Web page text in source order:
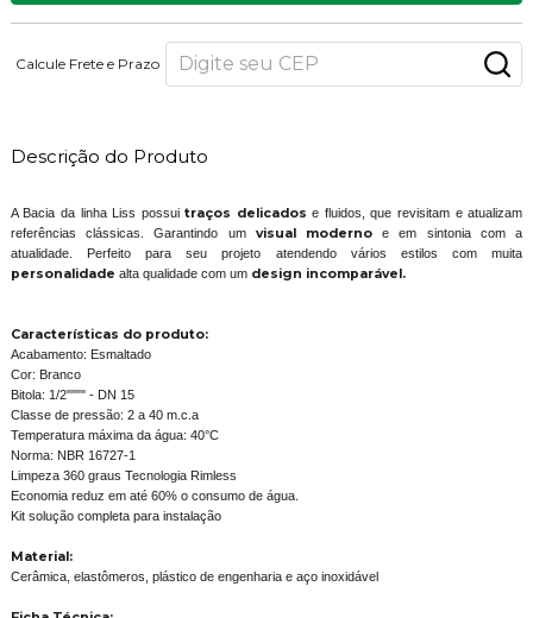
Calcule Frete e Prazo
Descrição do Produto
A Bacia da linha Liss possuitraços delicados e fluidos, que revisitam e atualizam
referências clássicas. Garantindo um visual moderno e em sintonia com a
atualidade. Perfeito para seu projeto atendendo vários estilos com muita
personalidade alta qualidade com um design incomparável.
Características do produto:
Acabamento: Esmaltado
Cor: Branco
Bitola: 1/2"""" - DN 15
Classe de pressão: 2 a 40 m.c.a
Temperatura máxima da água: 40°C
Norma: NBR 16727-1
Limpeza 360 graus Tecnologia Rimless
Economia reduz em até 60% o consumo de água.
Kit solução completa para instalação
Material:
Cerâmica, elastômeros, plástico de engenharia e aço inoxidável